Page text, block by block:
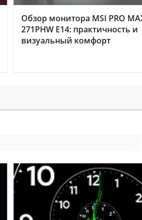
Обзор монитора MSI PRO
271PHW E14: практичность и
визуальный комфорт